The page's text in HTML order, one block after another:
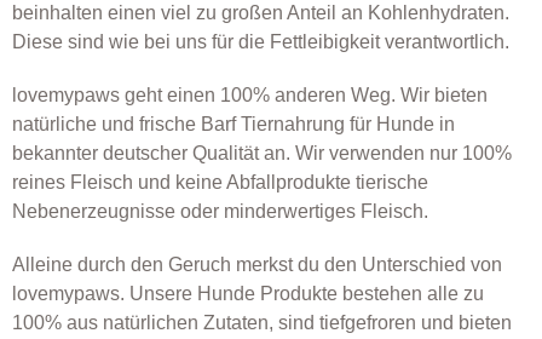
beinhalten einen viel zu großen Anteil an Kohlenhydraten.
Diese sind wie bei uns für die Fettleibigkeit verantwortlich.
lovemypaws geht einen 100% anderen Weg. Wir bieten
natürliche und frische Barf Tiernahrung für Hunde in
bekannter deutscher Qualität an. Wir verwenden nur 100%
reines Fleisch und keine Abfallprodukte tierische
Nebenerzeugnisse oder minderwertiges Fleisch.
Alleine durch den Geruch merkst du den Unterschied von
lovemypaws. Unsere Hunde Produkte bestehen alle zu
100% aus natürlichen Zutaten, sind tiefgefroren und bieten